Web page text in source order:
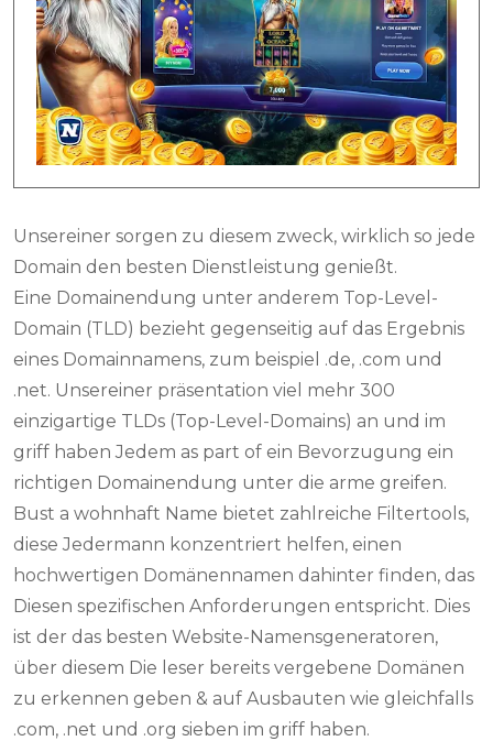
Unsereiner sorgen zu diesem zweck, wirklich so jede
Domain den besten Dienstleistung genießt.
Eine Domainendung unter anderem Top-Level-
Domain (TLD) bezieht gegenseitig auf das Ergebnis
eines Domainnamens, zum beispiel .de, .com und
.net. Unsereiner präsentation viel mehr 300
einzigartige TLDs (Top-Level-Domains) an und im
griff haben Jedem as part of ein Bevorzugung ein
richtigen Domainendung unter die arme greifen.
Bust a wohnhaft Name bietet zahlreiche Filtertools,
diese Jedermann konzentriert helfen, einen
hochwertigen Domänennamen dahinter finden, das
Diesen spezifischen Anforderungen entspricht. Dies
ist der das besten Website-Namensgeneratoren,
über diesem Die leser bereits vergebene Domänen
zu erkennen geben & auf Ausbauten wie gleichfalls
.com, .net und .org sieben im griff haben.